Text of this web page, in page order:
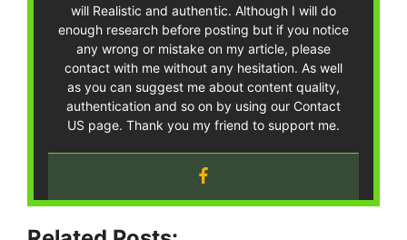
will Realistic and authentic. Although I will do
enough research before posting but if you notice
any wrong or mistake on my article, please
contact with me without any hesitation. As well
as you can suggest me about content quality,
authentication and so on by using our Contact
US page. Thank you my friend to support me.